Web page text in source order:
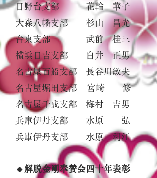
日野台支部 花輪 華子
大森八幡支部 杉山 昌光
台東支部 武前 桂三
横浜日吉支部 白井 正男
名古屋百船支部 長谷川敏夫
名古屋堀田支部 宮崎 修
名古屋千成支部 梅村 吉男
兵庫伊丹支部 水原 弘
兵庫伊丹支部 水原 利江
🔸解脱金剛奉賛会四十年表彰